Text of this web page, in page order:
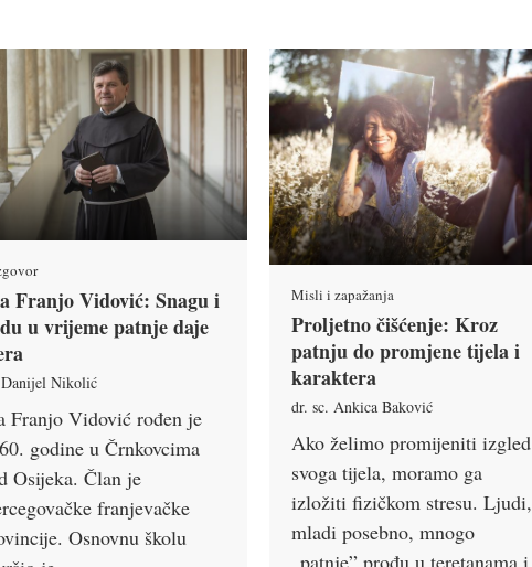
Franjo Vidović: Snagu i
u vrijeme patnje daje
Nikolić
Franjo Vidović rođen je
godine u Črnkovcima
Osijeka. Član je
franjevačke
Osnovnu školu
Misli i zapažanja
Proljetno čišćenje: Kroz
patnju do promjene tijela i
karaktera
dr. sc. Ankica Baković
Ako želimo promijeniti izgled
svoga tijela, moramo ga
izložiti fizičkom stresu. Ljudi,
mladi posebno, mnogo